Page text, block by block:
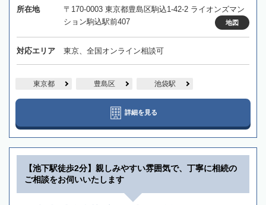
所在地
〒170-0003 東京都豊島区駒込1-42-2 ライオンズマン
ション駒込駅前407
地図
対応エリア 東京、全国オンライン相談可
東京都 豊島区 池袋駅
詳細を見る
【池下駅徒歩2分】親しみやすい雰囲気で、丁寧に相続の
ご相談をお伺いいたします